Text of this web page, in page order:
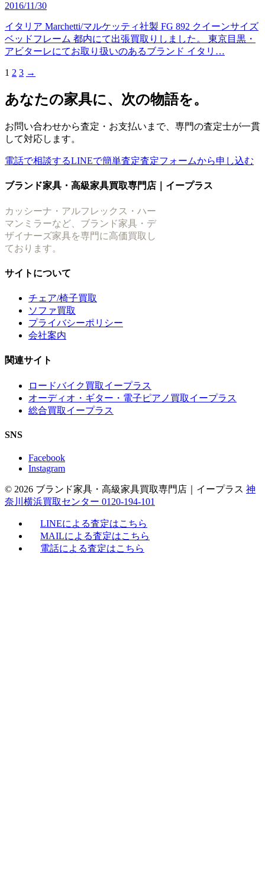
2016/11/30
イタリア Marchetti/マルケッティ社製 FG 892 クイーンサイズ
ベッドフレーム 都内にて出張買取りしました。 東京目黒・
アビターレにてお取り扱いのあるブランド イタリ…
投
稿
ペ
ー
送
り
1 2 3 →
あなたの家具に、次の物語を。
お問い合わせから査定・お支払いまで、専門の査定士が一貫
して対応します。
電話で相談するLINEで簡単査定査定フォームから申し込む
ブランド家具・高級家具買取専門店｜イープラス
カッシーナ・アルフレックス・ハー
マンミラーなど、ブランド家具・デ
ザイナーズ家具を専門に高価買取し
ております。
サイトについて
チェア/椅子買取
ソファ買取
プライバシーポリシー
会社案内
関連サイト
ロードバイク買取イープラス
オーディオ・ギター・電子ピアノ買取イープラス
総合買取イープラス
SNS
Facebook
Instagram
© 2026 ブランド家具・高級家具買取専門店｜イープラス 神
奈川横浜買取センター 0120-194-101
LINEによる査定はこちら
MAILによる査定はこちら
電話による査定はこちら